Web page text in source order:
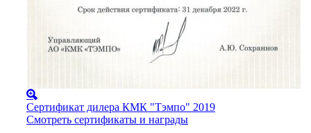
Сертификат дилера КМК "Тэмпо" 2019
Смотреть сертификаты и награды